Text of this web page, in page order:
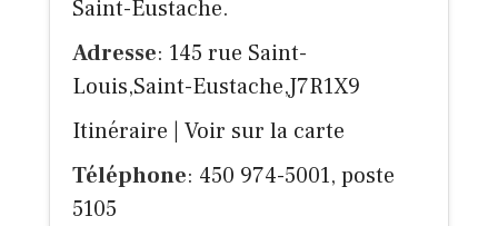
Saint-Eustache.
Adresse: 145 rue Saint-
Louis,Saint-Eustache,J7R1X9
Itinéraire
Voir sur la carte
Téléphone: 450 974-5001, poste
5105